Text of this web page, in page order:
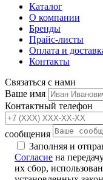
Каталог
О компании
Бренды
Прайс-листы
Оплата и
Контакты
Связаться с нами
Ваше имя
Контактный телефон
сообщения
Заполняя и
Согласие на
их сбор,